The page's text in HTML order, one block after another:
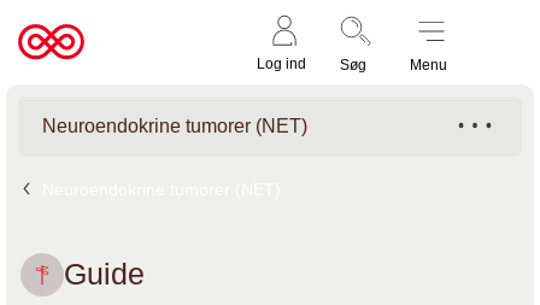
Til
Log ind Søg Menu
Neuroendokrine tumorer (NET)
Guide